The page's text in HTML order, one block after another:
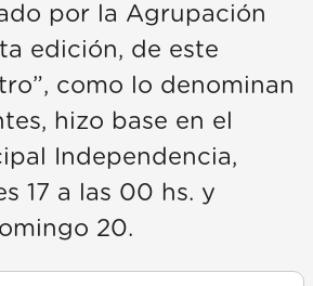
por la Agrupación
edición, de este
como lo denominan
hizo base en el
Independencia,
17 a las 00 hs. y
20.